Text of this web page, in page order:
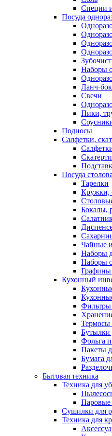
Специи
Посуда
Наборы
Ланч-
Свечи
Пики,
Подносы
Салфетки,
Посуда
Тарелки
Кружки,
Бокалы,
Чайные
Наборы
Наборы
Кухонный
Фильтры
Термосы
Бутылки
Фольга
Пакеты
Бумага
Бытовая техника
Техника для
Паровые
Сушилки для
Техника для